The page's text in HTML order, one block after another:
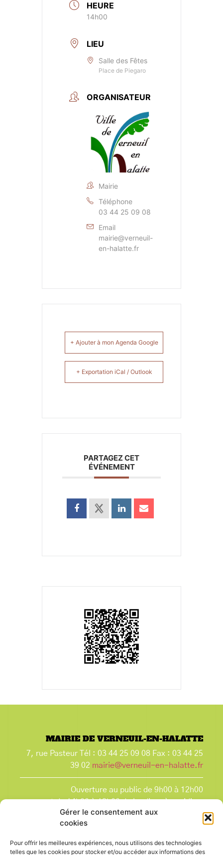
Gérer le consentement aux
cookies
Pour offrir les meilleures expériences, nous utilisons des technologies
telles que les cookies pour stocker et/ou accéder aux informations des
HEURE
14h00
LIEU
Salle des Fêtes
Place de Piegaro
ORGANISATEUR
Mairie
Téléphone
03 44 25 09 08
Email
mairie@verneuil-
en-halatte.fr
+ Ajouter à mon Agenda Google
+ Exportation iCal / Outlook
PARTAGEZ CET
ÉVÉNEMENT
MAIRIE DE VERNEUIL-EN-HALATTE
7, rue Pasteur Tél : 03 44 25 09 08 Fax : 03 44 25
39 02 mairie@verneuil-en-halatte.fr
Ouverture au public de 9h00 à 12h00
et de 14h00 à 18h00 du lundi après-midi au
vendredi,
et le samedi de 9h00 à 12h00.
que les jours fériés.